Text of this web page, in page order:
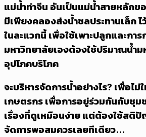
แม่น้ำท่าจีน อันเป็นแม่น้ำสายหลัก
มีเพียงคลองส่งน้ำชลประทานเล็ก
ในละแวกนี้ เพื่อใช้เพาะปลูกและกา
มหาวิทยาลัยเองต้องใช้ปริมาณน้ำม
อุปโภคบริโภค
จะบริหารจัดการน้ำอย่างไร? เพื่อไม่
เกษตรกร เพื่อการอยู่ร่วมกันกับชุม
เรื่องที่ดูเหมือนง่าย แต่ต้องใช้สติ
จัดการพอสมควรเลยทีเดียว...